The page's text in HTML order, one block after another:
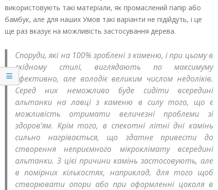
використовують такі матеріали, як промаслений папір або
бамбук, але для наших Умов такі варіанти не підійдуть, і це
ще раз вказує на можливість застосування дерева.
Споруди, які на 100% зроблені з каменю, і при цьому в
східному стилі, виглядають по максимуму
ефективно, але володіє великим числом недоліків.
Серед них неможливо буде сидіти всередині
альтанки на лавці з каменю в силу того, що є
можливість отримати величезні проблеми зі
здоров’ям. Крім того, в спекотні літні дні камінь
сильно нагрівається, що здатне привести до
створення неприємного мікроклімату всередині
альтанки. З цієї причини камінь застосовують, але
в помірних кількостях, наприклад, для того щоб
створювати опори або при оформленні цоколя в